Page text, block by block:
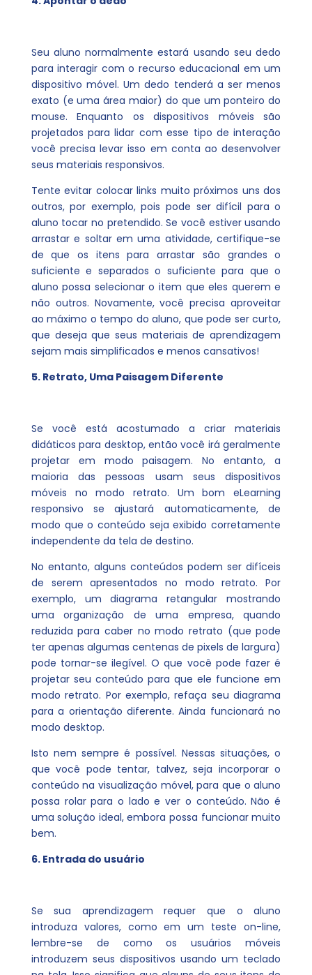
Seu aluno normalmente estará usando seu dedo
para interagir com o recurso educacional em um
dispositivo móvel. Um dedo tenderá a ser menos
exato (e uma área maior) do que um ponteiro do
mouse. Enquanto os dispositivos móveis são
projetados para lidar com esse tipo de interação
você precisa levar isso em conta ao desenvolver
seus materiais responsivos.
Tente evitar colocar links muito próximos uns dos
outros, por exemplo, pois pode ser difícil para o
aluno tocar no pretendido. Se você estiver usando
arrastar e soltar em uma atividade, certifique-se
de que os itens para arrastar são grandes o
suficiente e separados o suficiente para que o
aluno possa selecionar o item que eles querem e
não outros. Novamente, você precisa aproveitar
ao máximo o tempo do aluno, que pode ser curto,
que deseja que seus materiais de aprendizagem
sejam mais simplificados e menos cansativos!
5. Retrato, Uma Paisagem Diferente
Se você está acostumado a criar materiais
didáticos para desktop, então você irá geralmente
projetar em modo paisagem. No entanto, a
maioria das pessoas usam seus dispositivos
móveis no modo retrato. Um bom eLearning
responsivo se ajustará automaticamente, de
modo que o conteúdo seja exibido corretamente
independente da tela de destino.
No entanto, alguns conteúdos podem ser difíceis
de serem apresentados no modo retrato. Por
exemplo, um diagrama retangular mostrando
uma organização de uma empresa, quando
reduzida para caber no modo retrato (que pode
ter apenas algumas centenas de pixels de largura)
pode tornar-se ilegível. O que você pode fazer é
projetar seu conteúdo para que ele funcione em
modo retrato. Por exemplo, refaça seu diagrama
para a orientação diferente. Ainda funcionará no
modo desktop.
Isto nem sempre é possível. Nessas situações, o
que você pode tentar, talvez, seja incorporar o
conteúdo na visualização móvel, para que o aluno
possa rolar para o lado e ver o conteúdo. Não é
uma solução ideal, embora possa funcionar muito
bem.
6. Entrada do usuário
Se sua aprendizagem requer que o aluno
introduza valores, como em um teste on-line,
lembre-se de como os usuários móveis
introduzem seus dispositivos usando um teclado